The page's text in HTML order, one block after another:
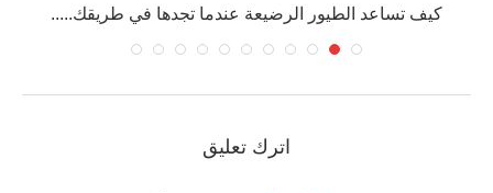
كيف تساعد الطيور الرضيعة عندما تجدها في طريقك.....
اترك تعليق